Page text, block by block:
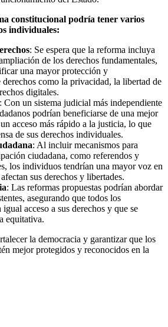
constitucional podría tener varios
individuales:
: Se espera que la reforma incluya
de los derechos fundamentales,
una mayor protección y
como la privacidad, la libertad de
digitales.
: Con un sistema judicial más independiente
podrían beneficiarse de una mejor
acceso más rápido a la justicia, lo que
de sus derechos individuales.
: Al incluir mecanismos para
ciudadana, como referendos y
los individuos tendrían una mayor voz en
sus derechos y libertades.
: Las reformas propuestas podrían abordar
asegurando que todos los
acceso a sus derechos y que se
equitativa.
la democracia y garantizar que los
mejor protegidos y reconocidos en la